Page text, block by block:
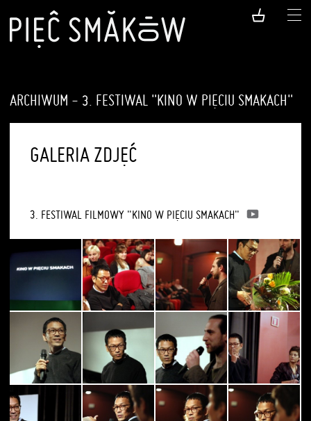
ARCHIWUM - 3. FESTIWAL "KINO W PIĘCIU SMAKACH"
GALERIA ZDJĘĆ
3. FESTIWAL FILMOWY "KINO W PIĘCIU SMAKACH"